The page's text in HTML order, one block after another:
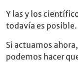
Y las y los
todavía es posible.
Si actuamos
podemos hacer